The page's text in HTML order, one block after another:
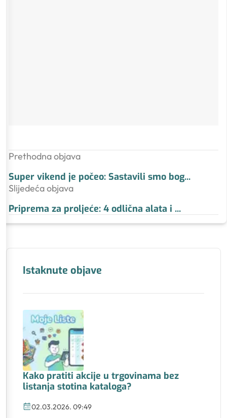
Prethodna objava
Super vikend je počeo: Sastavili smo bog...
Slijedeća objava
Priprema za proljeće: 4 odlična alata i ...
Istaknute objave
Kako pratiti akcije u trgovinama bez
listanja stotina kataloga?
02.03.2026. 09:49